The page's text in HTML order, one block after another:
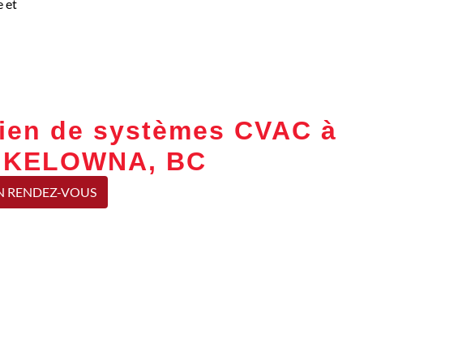
et
de systèmes CVAC à
BC
RENDEZ-VOUS